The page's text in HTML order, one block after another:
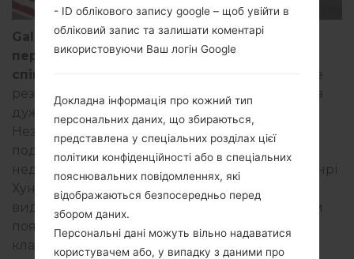
Galaxy Z Fold 2 Thom Browne Edition - не
перший пристрій Samsung, створений у
співпраці з будинком моди Тома Брауна
. Це
результат неймовірної роботи двох компаній з
дуже різних областей: технологій та моди.
Незважаючи на різне походження, вони
поділяють спільну філософію, як це сказав в
недавньому інтерв'ю провідний дизайнер Генрі
Хунмін Кім. Він заявив, що саме їх здатність
виділятися серед натовпу зробила можливим
появу такого футуристичного і водночас
класичного пристрою.
- ID облікового запису google – щоб увійти в
обліковий запис та залишати коментарі
використовуючи Ваш логін Google
Докладна інформація про кожний тип
персональних даних, що збираються,
представлена у спеціальних розділах цієї
політики конфіденційності або в спеціальних
пояснювальних повідомленнях, які
відображаються безпосередньо перед
збором даних.
Персональні дані можуть вільно надаватися
користувачем або, у випадку з даними про